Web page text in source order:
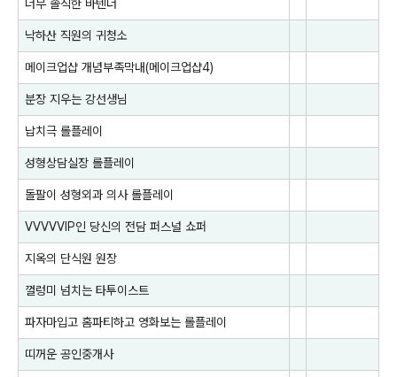
너무 솔직한 바텐더
낙하산 직원의 귀청소
메이크업샵 개념부족막내(메이크업샵4)
분장 지우는 강선생님
납치극 롤플레이
성형상담실장 롤플레이
돌팔이 성형외과 의사 롤플레이
VVVVVIP인 당신의 전담 퍼스널 쇼퍼
지옥의 단식원 원장
껄렁미 넘치는 타투이스트
파자마입고 홈파티하고 영화보는 롤플레이
띠꺼운 공인중개사